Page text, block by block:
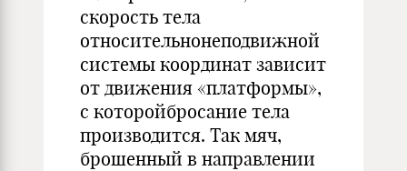
скорость тела
относительнонеподвижной
системы координат зависит
от движения «платформы»,
с которойбросание тела
производится. Так мяч,
брошенный в направлении